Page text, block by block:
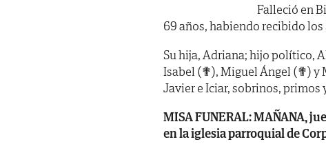
Falleció en
69 años, habiendo recibido los
Su hija, Adriana; hijo político,
Isabel (✟), Miguel Ángel (✟) y
Javier e Iciar, sobrinos, primos
MISA FUNERAL: MAÑANA,
en la iglesia parroquial de